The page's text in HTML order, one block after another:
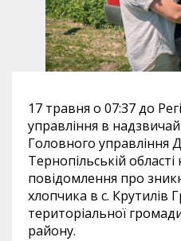
17 травня о 07:37 до
управління в
Головного управління
Тернопільській
повідомлення про
хлопчика в с. Крутилів
територіальної
району.